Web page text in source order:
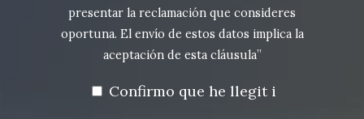
presentar la reclamación que consideres
oportuna. El envío de estos datos implica la
aceptación de esta cláusula”
Confirmo que he llegit i